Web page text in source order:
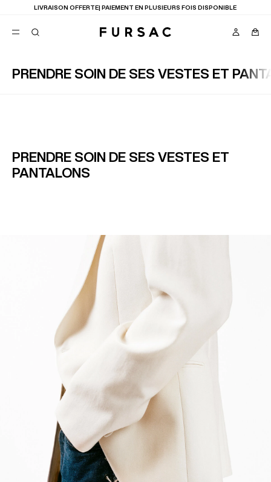
LIVRAISON OFFERTE| PAIEMENT EN PLUSIEURS FOIS DISPONIBLE
PRENDRE SOIN DE SES VESTES ET
PRENDRE SOIN DE SES VESTES ET
PANTALONS
MEILLEURES VENTES
NOUVELLE COLLECTION
LAST CHANCE